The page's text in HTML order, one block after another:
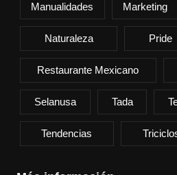
Manualidades Marketing
Naturaleza Pride
Restaurante Mexicano
Selanusa Tada
Tendencias